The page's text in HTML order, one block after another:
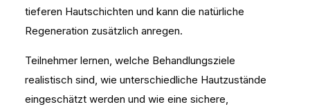
tieferen Hautschichten und kann die natürliche
Regeneration zusätzlich anregen.
Teilnehmer lernen, welche Behandlungsziele
realistisch sind, wie unterschiedliche Hautzustände
eingeschätzt werden und wie eine sichere,